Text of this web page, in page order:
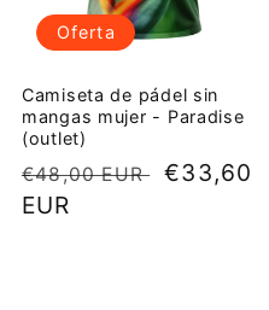
Oferta
Camiseta de pádel sin
mangas mujer - Paradise
(outlet)
Precio
habitual
€48,00 EUR
Precio
€33,60
EUR